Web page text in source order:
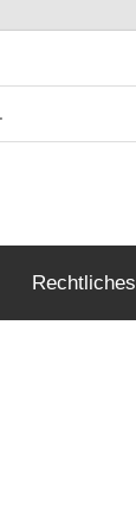
Rechtliches